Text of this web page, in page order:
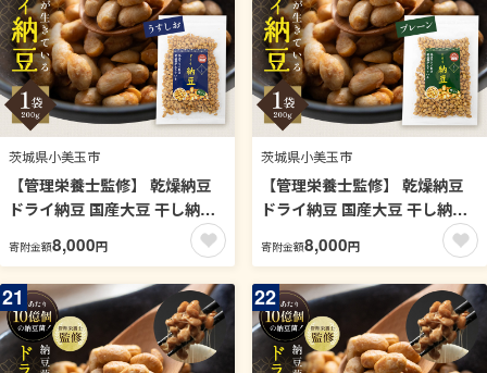
茨城県小美玉市
【管理栄養士監修】 乾燥納豆
ドライ納豆 国産大豆 干し納豆
納豆 【低温製法で納豆菌が生
きている】 (200g, うすしお)
96-E
寄附金額8,000円
茨城県小美玉市
【管理栄養士監修】 乾燥納豆
ドライ納豆 国産大豆 干し納豆
納豆 【低温製法で納豆菌が生
きている】 (200g, プレーン)
96-D
寄附金額8,000円
21 22